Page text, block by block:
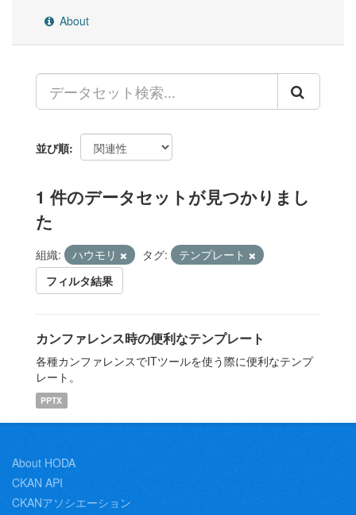
About
並び順
1 件のデータセットが見つかりまし
た
組織: ハウモリ タグ:
テンプレート
フィルタ結果
カンファレンス時の便利なテンプレート
各種カンファレンスでITツールを使う際に便利なテンプ
レート。
PPTX
About HODA
CKAN API
CKANアソシエーション